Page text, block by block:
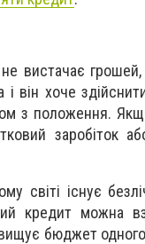
вистачає грошей,
він хоче
з положення.
заробіток
світі існує
кредит можна
бюджет